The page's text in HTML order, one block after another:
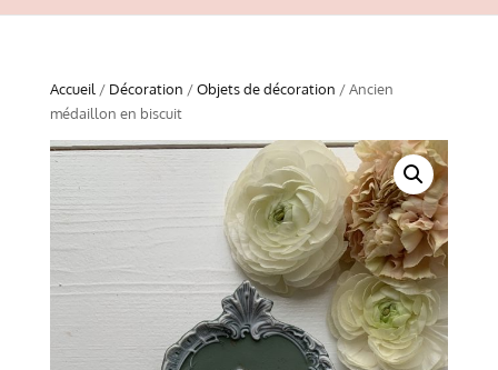
Accueil / Décoration /Objets de décoration / Ancien
médaillon en biscuit